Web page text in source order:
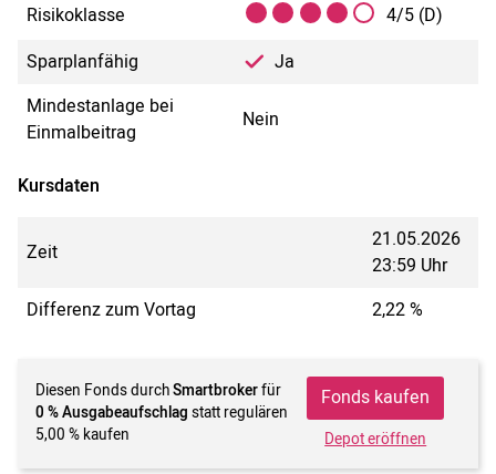
Risikoklasse
4/5 (D)
Sparplanfähig
Ja
Mindestanlage bei
Einmalbeitrag
Nein
Kursdaten
Zeit
21.05.2026
23:59 Uhr
Differenz zum Vortag
2,22 %
Diesen Fonds durchSmartbrokerfür
0 % Ausgabeaufschlag statt regulären
5,00 % kaufen
Fonds kaufen
Depot eröffnen